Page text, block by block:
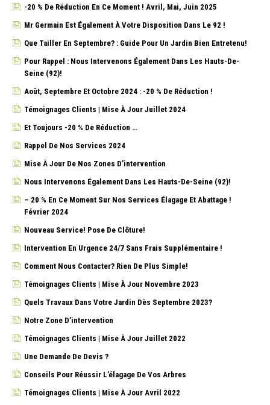
-20 % De Réduction En Ce Moment ! Avril, Mai, Juin 2025
Mr Germain Est Également À Votre Disposition Dans Le 92 !
Que Tailler En Septembre? : Guide Pour Un Jardin Bien Entretenu!
Pour Rappel : Nous Intervenons Également Dans Les Hauts-De-
Seine (92)!
Août, Septembre Et Octobre 2024 : -20 % De Réduction !
Témoignages Clients | Mise À Jour Juillet 2024
Et Toujours -20 % De Réduction …
Rappel De Nos Services 2024
Mise À Jour De Nos Zones D’intervention
Nous Intervenons Également Dans Les Hauts-De-Seine (92)!
– 20 % En Ce Moment Sur Nos Services Élagage Et Abattage !
Février 2024
Nouveau Service! Pose De Clôture!
Intervention En Urgence 24/7 Sans Frais Supplémentaire !
Comment Nous Contacter? Rien De Plus Simple!
Témoignages Clients | Mise À Jour Novembre 2023
Quels Travaux Dans Votre Jardin Dès Septembre 2023?
Notre Zone D’intervention
Témoignages Clients | Mise À Jour Juillet 2022
Une Demande De Devis ?
Conseils Pour Réussir L’élagage De Vos Arbres
Témoignages Clients | Mise À Jour Avril 2022